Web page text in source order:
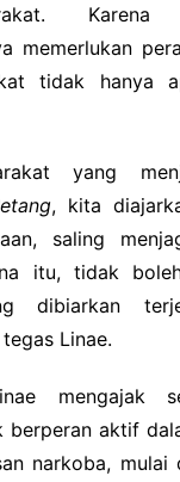
memerlukan
tidak hanya
yang
, kita
saling
itu, tidak
dibiarkan
Linae.
mengajak
berperan aktif
narkoba, mulai